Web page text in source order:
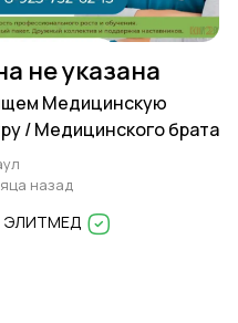
не указана
Медицинскую
/ Медицинского брата
назад
ЭЛИТМЕД